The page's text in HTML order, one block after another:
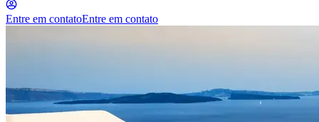
Entre em contatoEntre em contato